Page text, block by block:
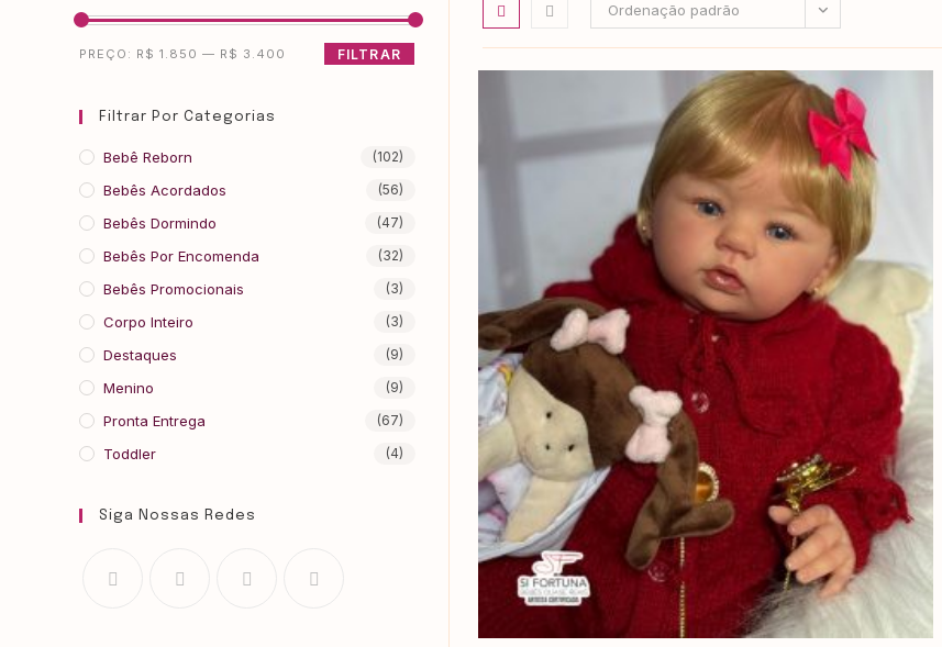
Ordenação padrão
FILTRAR
PREÇO: R$ 1.850 — R$ 3.400
Filtrar Por Categorias
Bebê Reborn (102)
Bebês Acordados (56)
Bebês Dormindo (47)
Bebês Por Encomenda (32)
Bebês Promocionais (3)
Corpo Inteiro (3)
Destaques (9)
Menino (9)
Pronta Entrega (67)
Toddler (4)
Siga Nossas Redes